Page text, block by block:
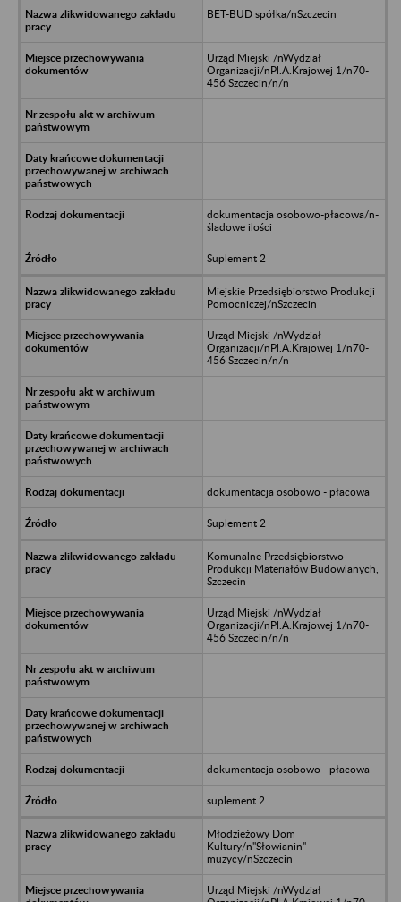
BET-BUD spółka/nSzczecin
Urząd Miejski /nWydział
Organizacji/nPl.A.Krajowej 1/n70-
456 Szczecin/n/n
dokumentacja osobowo-płacowa/n-
śladowe ilości
Suplement 2
Miejskie Przedsiębiorstwo Produkcji
Pomocniczej/nSzczecin
Urząd Miejski /nWydział
Organizacji/nPl.A.Krajowej 1/n70-
456 Szczecin/n/n
dokumentacja osobowo - płacowa
Suplement 2
Komunalne Przedsiębiorstwo
Produkcji Materiałów Budowlanych,
Szczecin
Urząd Miejski /nWydział
Organizacji/nPl.A.Krajowej 1/n70-
456 Szczecin/n/n
dokumentacja osobowo - płacowa
suplement 2
Młodzieżowy Dom
Kultury/n"Słowianin" -
muzycy/nSzczecin
Urząd Miejski /nWydział